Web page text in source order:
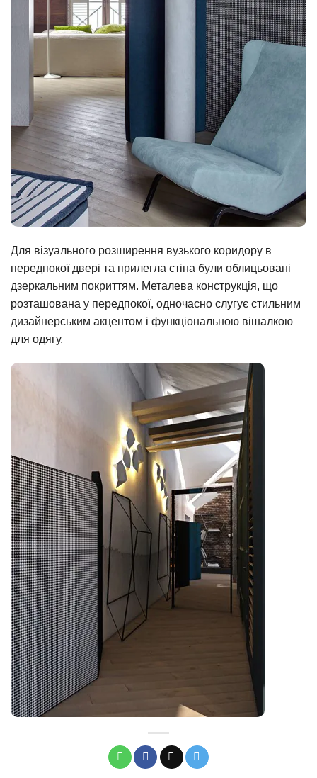
Для візуального розширення вузького коридору в
передпокої двері та прилегла стіна були облицьовані
дзеркальним покриттям. Металева конструкція, що
розташована у передпокої, одночасно слугує стильним
дизайнерським акцентом і функціональною вішалкою
для одягу.